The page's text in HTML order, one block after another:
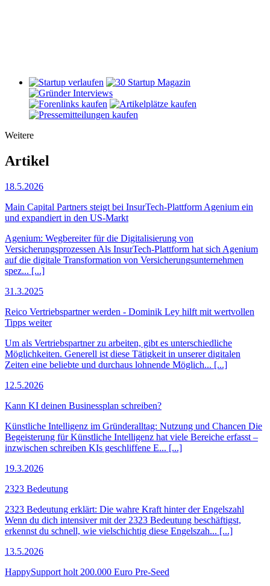
Weitere
Artikel
18.5.2026
Main Capital Partners steigt bei InsurTech-Plattform Agenium ein
und expandiert in den US-Markt
Agenium: Wegbereiter für die Digitalisierung von
Versicherungsprozessen Als InsurTech-Plattform hat sich Agenium
auf die digitale Transformation von Versicherungsunternehmen
spez... [...]
31.3.2025
Reico Vertriebspartner werden - Dominik Ley hilft mit wertvollen
Tipps weiter
Um als Vertriebspartner zu arbeiten, gibt es unterschiedliche
Möglichkeiten. Generell ist diese Tätigkeit in unserer digitalen
Zeiten eine beliebte und durchaus lohnende Möglich... [...]
12.5.2026
Kann KI deinen Businessplan schreiben?
Künstliche Intelligenz im Gründeralltag: Nutzung und Chancen Die
Begeisterung für Künstliche Intelligenz hat viele Bereiche erfasst –
inzwischen schreiben KIs geschliffene E... [...]
19.3.2026
2323 Bedeutung
2323 Bedeutung erklärt: Die wahre Kraft hinter der Engelszahl
Wenn du dich intensiver mit der 2323 Bedeutung beschäftigst,
erkennst du schnell, wie vielschichtig diese Engelszah... [...]
13.5.2026
HappySupport holt 200.000 Euro Pre-Seed